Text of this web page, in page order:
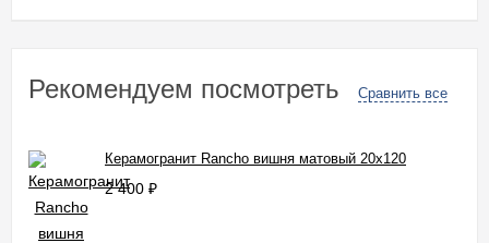
Рекомендуем посмотреть Сравнить все
Керамогранит Rancho вишня матовый 20x120
2 400 ₽